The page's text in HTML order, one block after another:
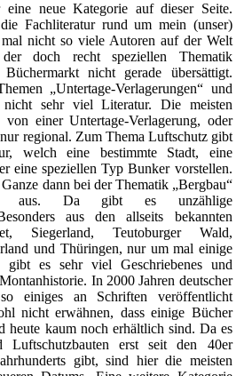
neue Kategorie auf dieser Seite.
Fachliteratur rund um mein (unser)
nicht so viele Autoren auf der Welt
doch recht speziellen Thematik
nicht gerade übersättigt.
„Untertage-Verlagerungen“ und
nicht sehr viel Literatur. Die meisten
einer Untertage-Verlagerung, oder
regional. Zum Thema Luftschutz gibt
welch eine bestimmte Stadt, eine
eine speziellen Typ Bunker vorstellen.
dann bei der Thematik „Bergbau“
aus. Da gibt es unzählige
aus den allseits bekannten
Siegerland, Teutoburger Wald,
und Thüringen, nur um mal einige
es sehr viel Geschriebenes und
In 2000 Jahren deutscher
einiges an Schriften veröffentlicht
nicht erwähnen, dass einige Bücher
heute kaum noch erhältlich sind. Da es
Luftschutzbauten erst seit den 40er
gibt, sind hier die meisten